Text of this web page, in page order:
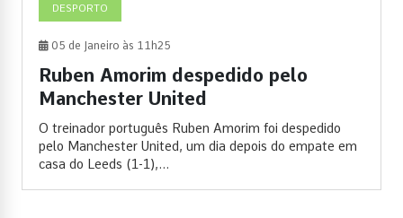
DESPORTO
05 de Janeiro às 11h25
Ruben Amorim despedido pelo
Manchester United
O treinador português Ruben Amorim foi despedido
pelo Manchester United, um dia depois do empate em
casa do Leeds (1-1),...